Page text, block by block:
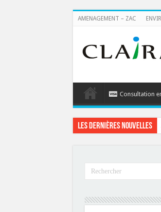
AMENAGEMENT – ZAC
Consultation
Les dernières nouvelles